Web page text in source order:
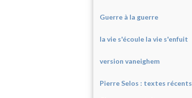
Guerre à la guerre
la vie s'écoule la vie s'enfuit
version vaneighem
Pierre Selos : textes récents